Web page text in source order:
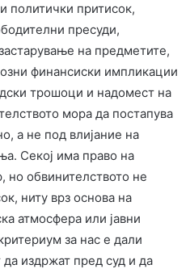
политички притисок,
пресуди,
на предметите,
финансиски импликации
трошоци и надомест на
мора да постапува
а не под влијание на
Секој има право на
но обвинителството не
ниту врз основа на
атмосфера или јавни
за нас е дали
издржат пред суд и да